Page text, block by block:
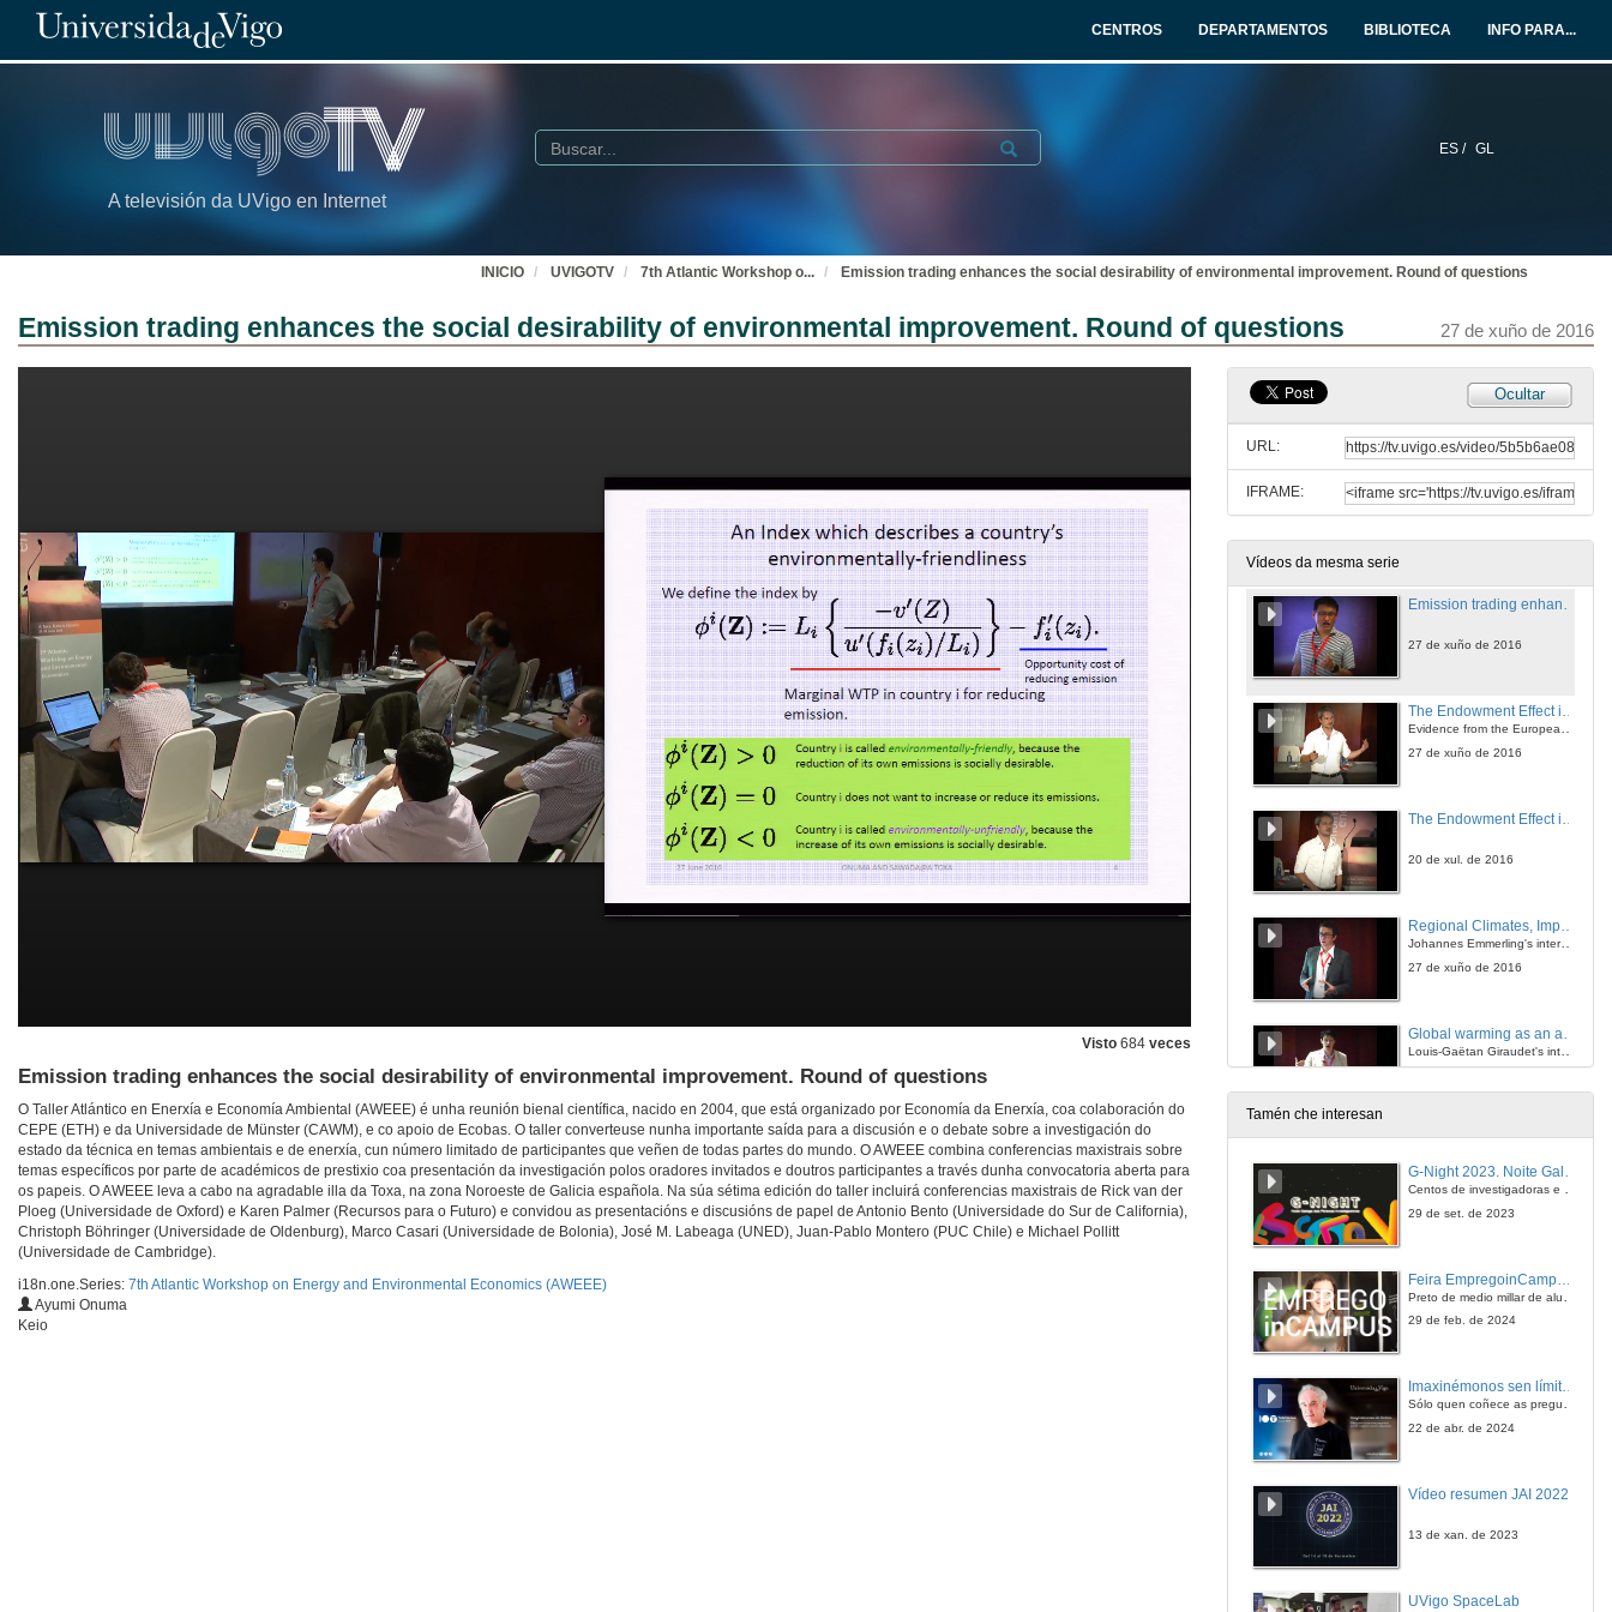
CENTROS DEPARTAMENTOS BIBLIOTECA INFO PARA...
A televisión da UVigo en Internet
ES / GL
Buscar Submit
INICIO UVIGOTV 7th Atlantic Workshop o... Emission trading enhances the social desirability of environmental improvement. Round of questions
Emission trading enhances the social desirability of environmental improvement. Round of questions 27 de xuño de 2016
Visto 684 veces
Emission trading enhances the social desirability of environmental improvement. Round of questions
O Taller Atlántico en Enerxía e Economía Ambiental (AWEEE) é unha reunión bienal científica, nacido en 2004, que está organizado por Economía da Enerxía, coa colaboración do
CEPE (ETH) e da Universidade de Münster (CAWM), e co apoio de Ecobas. O taller converteuse nunha importante saída para a discusión e o debate sobre a investigación do
estado da técnica en temas ambientais e de enerxía, cun número limitado de participantes que veñen de todas partes do mundo. O AWEEE combina conferencias maxistrais sobre
temas específicos por parte de académicos de prestixio coa presentación da investigación polos oradores invitados e doutros participantes a través dunha convocatoria aberta para
os papeis. O AWEEE leva a cabo na agradable illa da Toxa, na zona Noroeste de Galicia española. Na súa sétima edición do taller incluirá conferencias maxistrais de Rick van der
Ploeg (Universidade de Oxford) e Karen Palmer (Recursos para o Futuro) e convidou as presentacións e discusións de papel de Antonio Bento (Universidade do Sur de California),
Christoph Böhringer (Universidade de Oldenburg), Marco Casari (Universidade de Bolonia), José M. Labeaga (UNED), Juan-Pablo Montero (PUC Chile) e Michael Pollitt
(Universidade de Cambridge).
i18n.one.Series: 7th Atlantic Workshop on Energy and Environmental Economics (AWEEE)
Ayumi Onuma
Keio
Ocultar
URL:
IFRAME:
Vídeos da mesma serie
Do Pollution Offsets Offset Pollution?
27 de xuño de 2016
The incentives to North-South transfer of climate-mitigation technologies with trade in polluting goods. Round of questions
Emission trading enhances the social desirability of environmental improvement
Ayumi Onuma's intervention
27 de xuño de 2016
27 de xuño de 2016
The Endowment Effect in Cap-and-Trade Systems
Evidence from the European Electricity Sector
27 de xuño de 2016
20 de xul. de 2016
Regional Climates, Impacts, and strategic SRM
Johannes Emmerling's intervention
27 de xuño de 2016
Louis-Gaëtan Giraudet's intervention
Conditional pledges in climate agreement negotiations
27 de xuño de 2016
27 de xuño de 2016
27 de xuño de 2016
27 de xuño de 2016
Tamén che interesan
G-Night 2023. Noite Galega das Persoas Investigadoras. Conciencias creativas
Centos de investigadoras e investigadores, decenas de actividades e sete cidades
29 de set. de 2023
Preto de medio millar de alumnas e alumnos buscan coñecer máis de preto as oportunidades que lles achegan as arredor de medio cento de empresas que participan na edición viguesa da feira. Xunto coa visita aos stands, durante a feria desenvólvense varias actividades complementarias, como obradoiros, conversas, mesas redondas ou o pasaporte de empregabilidade, un espazo no que poderán recibir asesoramento sobre o seu CV.
29 de feb. de 2024
Imaxinémonos sen límites. Cátedras Telefónica
Sólo quen coñece as preguntas pode imaxinar novas respostas
22 de abr. de 2024
Vídeo resumen JAI 2022
13 de xan. de 2023
UVigo SpaceLab